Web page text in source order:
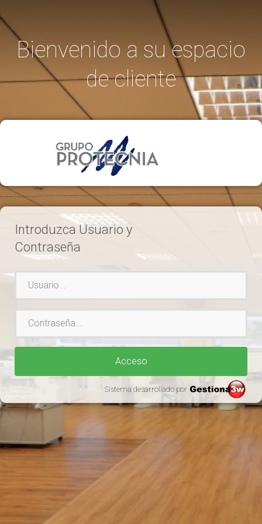
Bienvenido a su espacio
de cliente
Introduzca Usuario y
Contraseña
Usuario
Contraseña
Acceso
Sistema desarrollado por